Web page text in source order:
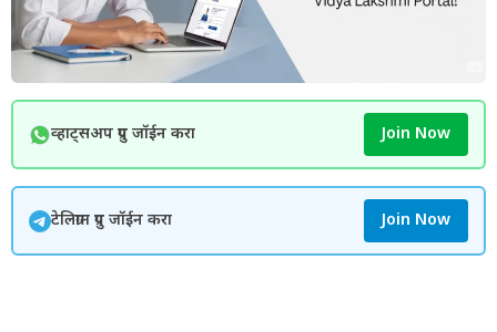
व्हाट्सअप ग्रुप जॉईन करा Join Now
टेलिग्राम ग्रुप जॉईन करा Join Now